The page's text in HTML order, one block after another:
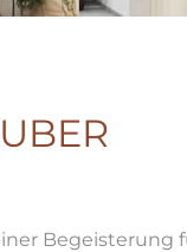
Begeisterung